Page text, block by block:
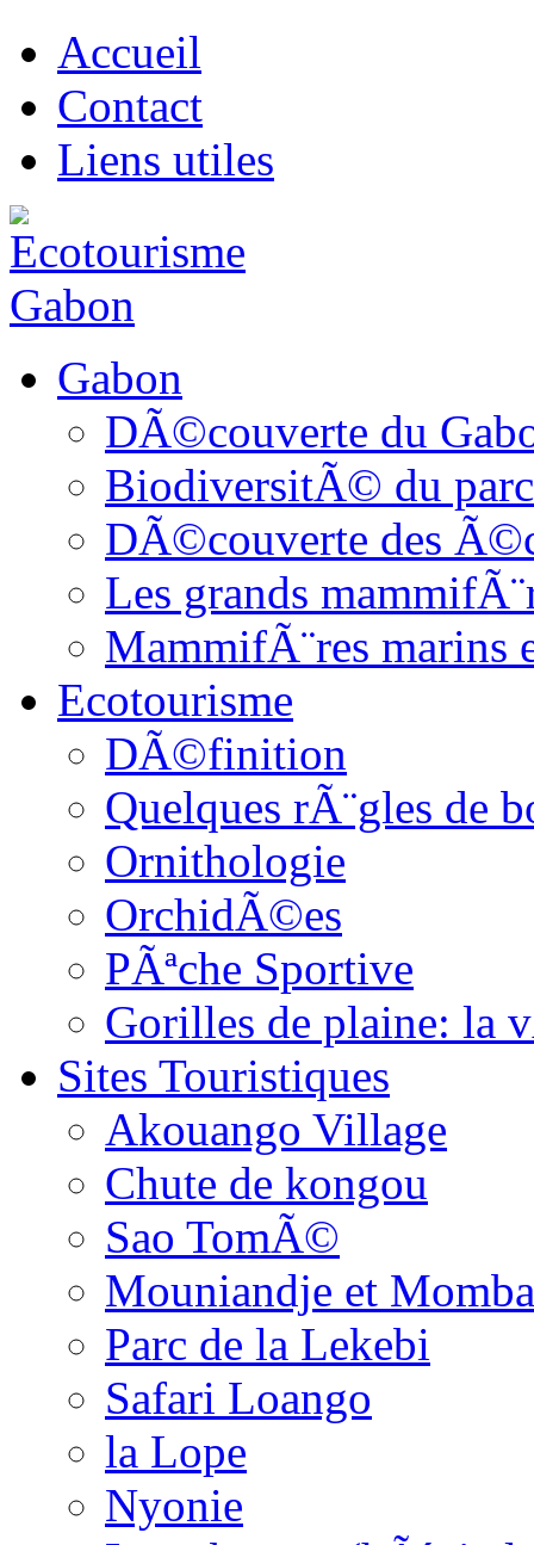
Accueil
Contact
Liens utiles
Gabon
DÃ©couverte du
BiodiversitÃ© du
DÃ©couverte des
Les grands
MammifÃ¨res marins
Ecotourisme
DÃ©finition
Quelques rÃ¨gles de
Ornithologie
OrchidÃ©es
PÃªche Sportive
Gorilles de plaine:
Sites Touristiques
Akouango Village
Chute de kongou
Sao TomÃ©
Mouniandje et
Parc de la Lekebi
Safari Loango
la Lope
Nyonie